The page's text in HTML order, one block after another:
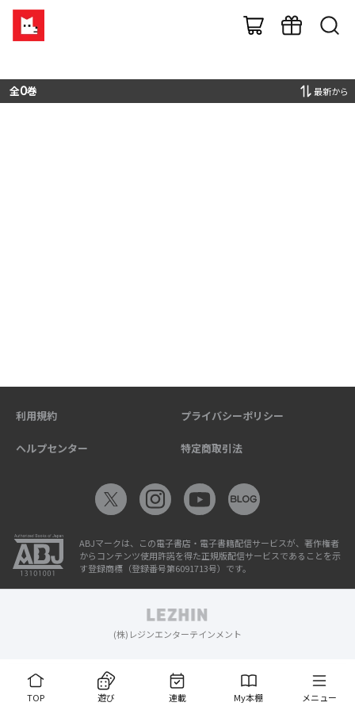
全0巻 最新から
TOP 遊び 連載 My本棚 メニュー
利用規約 プライバシーポリシー
ヘルプセンター 特定商取引法
ABJマークは、この電子書店・電子書籍配信サービスが、著作権者
からコンテンツ使用許諾を得た正規版配信サービスであることを示
す登録商標（登録番号第6091713号）です。
(株)レジンエンターテインメント